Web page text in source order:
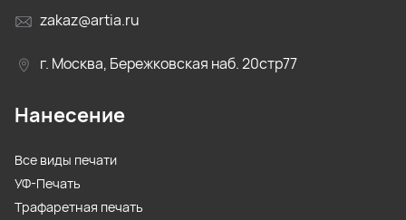
zakaz@artia.ru
г. Москва, Бережковская наб. 20стр77
Нанесение
Все виды печати
УФ-Печать
Трафаретная печать